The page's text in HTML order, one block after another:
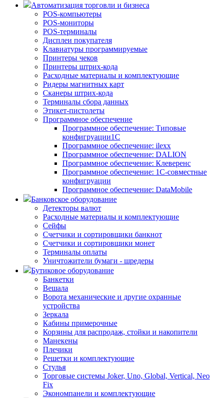
Автоматизация торговли и бизнеса
POS-компьютеры
POS-мониторы
POS-терминалы
Дисплеи покупателя
Клавиатуры программируемые
Принтеры чеков
Принтеры штрих-кода
Расходные материалы и комплектующие
Ридеры магнитных карт
Сканеры штрих-кода
Терминалы сбора данных
Этикет-пистолеты
Программное обеспечение
Программное обеспечение: Типовые
конфигруации1С
Программное обеспечение: ilexx
Программное обеспечение: DALION
Программное обеспечение: Клеверенс
Программное обеспечение: 1С-совместные
конфигруации
Программное обеспечение: DataMobile
Банковское оборудование
Детекторы валют
Расходные материалы и комплектующие
Сейфы
Счетчики и сортировщики банкнот
Счетчики и сортировщики монет
Терминалы оплаты
Уничтожители бумаги - шредеры
Бутиковое оборудование
Банкетки
Вешала
Ворота механические и другие охранные
устройства
Зеркала
Кабины примерочные
Корзины для распродаж, стойки и накопители
Манекены
Плечики
Решетки и комплектующие
Стулья
Торговые системы Joker, Uno, Global, Vertical, Neo
Fix
Экономпанели и комплектующие